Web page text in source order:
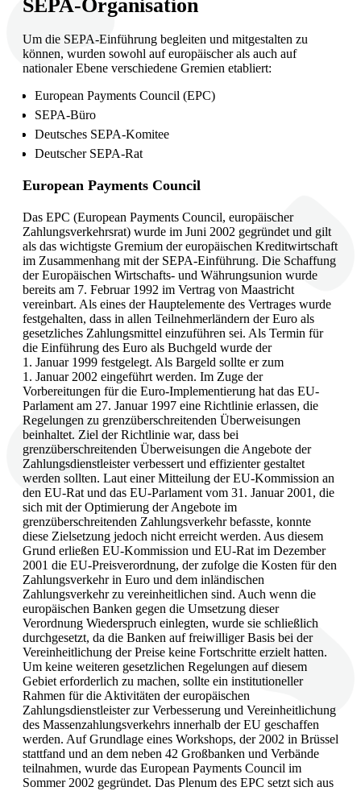
SEPA-Organisation
Um die SEPA-Einführung begleiten und mitgestalten zu
können, wurden sowohl auf europäischer als auch auf
nationaler Ebene verschiedene Gremien etabliert:
European Payments Council (EPC)
SEPA-Büro
Deutsches SEPA-Komitee
Deutscher SEPA-Rat
European Payments Council
Das EPC (European Payments Council, europäischer
Zahlungsverkehrsrat) wurde im Juni 2002 gegründet und gilt
als das wichtigste Gremium der europäischen Kreditwirtschaft
im Zusammenhang mit der SEPA-Einführung. Die Schaffung
der Europäischen Wirtschafts- und Währungsunion wurde
bereits am 7. Februar 1992 im Vertrag von Maastricht
vereinbart. Als eines der Hauptelemente des Vertrages wurde
festgehalten, dass in allen Teilnehmerländern der Euro als
gesetzliches Zahlungsmittel einzuführen sei. Als Termin für
die Einführung des Euro als Buchgeld wurde der
1. Januar 1999 festgelegt. Als Bargeld sollte er zum
1. Januar 2002 eingeführt werden. Im Zuge der
Vorbereitungen für die Euro-Implementierung hat das EU-
Parlament am 27. Januar 1997 eine Richtlinie erlassen, die
Regelungen zu grenzüberschreitenden Überweisungen
beinhaltet. Ziel der Richtlinie war, dass bei
grenzüberschreitenden Überweisungen die Angebote der
Zahlungsdienstleister verbessert und effizienter gestaltet
werden sollten. Laut einer Mitteilung der EU-Kommission an
den EU-Rat und das EU-Parlament vom 31. Januar 2001, die
sich mit der Optimierung der Angebote im
grenzüberschreitenden Zahlungsverkehr befasste, konnte
diese Zielsetzung jedoch nicht erreicht werden. Aus diesem
Grund erließen EU-Kommission und EU-Rat im Dezember
2001 die EU-Preisverordnung, der zufolge die Kosten für den
Zahlungsverkehr in Euro und dem inländischen
Zahlungsverkehr zu vereinheitlichen sind. Auch wenn die
europäischen Banken gegen die Umsetzung dieser
Verordnung Wiederspruch einlegten, wurde sie schließlich
durchgesetzt, da die Banken auf freiwilliger Basis bei der
Vereinheitlichung der Preise keine Fortschritte erzielt hatten.
Um keine weiteren gesetzlichen Regelungen auf diesem
Gebiet erforderlich zu machen, sollte ein institutioneller
Rahmen für die Aktivitäten der europäischen
Zahlungsdienstleister zur Verbesserung und Vereinheitlichung
des Massenzahlungsverkehrs innerhalb der EU geschaffen
werden. Auf Grundlage eines Workshops, der 2002 in Brüssel
stattfand und an dem neben 42 Großbanken und Verbände
teilnahmen, wurde das European Payments Council im
Sommer 2002 gegründet. Das Plenum des EPC setzt sich aus